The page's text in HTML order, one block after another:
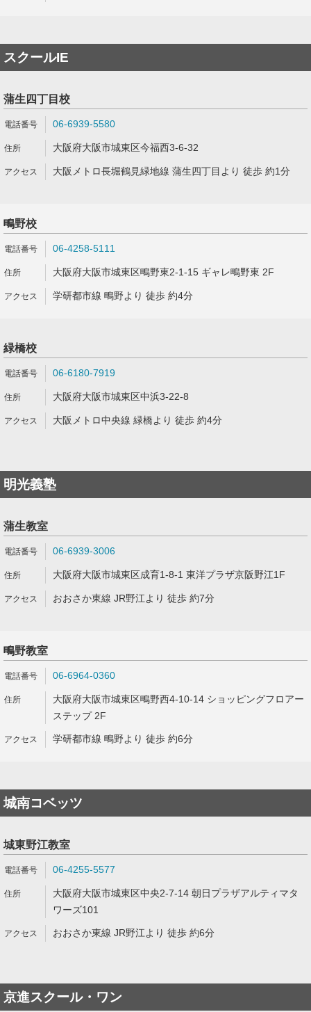
スクールIE
蒲生四丁目校
06-6939-5580
大阪府大阪市城東区今福西3-6-32
大阪メトロ長堀鶴見緑地線 蒲生四丁目より 徒歩 約1分
鴫野校
06-4258-5111
大阪府大阪市城東区鴫野東2-1-15 ギャレ鴫野東 2F
学研都市線 鴫野より 徒歩 約4分
緑橋校
06-6180-7919
大阪府大阪市城東区中浜3-22-8
大阪メトロ中央線 緑橋より 徒歩 約4分
明光義塾
蒲生教室
06-6939-3006
大阪府大阪市城東区成育1-8-1 東洋プラザ京阪野江1F
おおさか東線 JR野江より 徒歩 約7分
鴫野教室
06-6964-0360
大阪府大阪市城東区鴫野西4-10-14 ショッピングフロアー
ステップ 2F
学研都市線 鴫野より 徒歩 約6分
城南コベッツ
城東野江教室
06-4255-5577
大阪府大阪市城東区中央2-7-14 朝日プラザアルティマタ
ワーズ101
おおさか東線 JR野江より 徒歩 約6分
京進スクール・ワン